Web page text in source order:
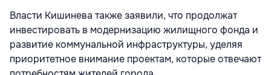
Власти Кишинева также заявили, что продолжат
инвестировать в модернизацию жилищного фонда и
развитие коммунальной инфраструктуры, уделяя
приоритетное внимание проектам, которые отвечают